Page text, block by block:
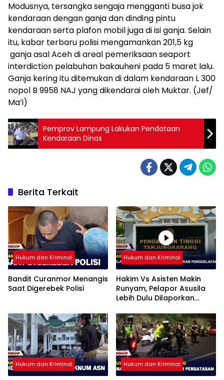
Modusnya, tersangka sengaja mengganti busa jok
kendaraan dengan ganja dan dinding pintu
kendaraan serta plafon mobil juga di isi ganja. Selain
itu, kabar terbaru polisi mengamankan 201,5 kg
ganja asal Aceh di areal pemeriksaan seaport
interdiction pelabuhan bakauheni pada 5 maret lalu.
Ganja kering itu ditemukan di dalam kendaraan L 300
nopol B 9958 NAJ yang dikendarai oleh Muktar. (Jef/
Ma’i)
Pemprov Lampung Lakukan Pendataan
Kendaraan Dinas
Berita Terkait
Hukum dan Kriminal
Bandit Curanmor Menangis
Saat Digerebek Polisi
Hukum dan Kriminal
Hakim Vs Asisten Makin
Runyam, Pelapor Asusila
Lebih Dulu Dilaporkan
Hukum dan Kriminal Hukum dan Kriminal